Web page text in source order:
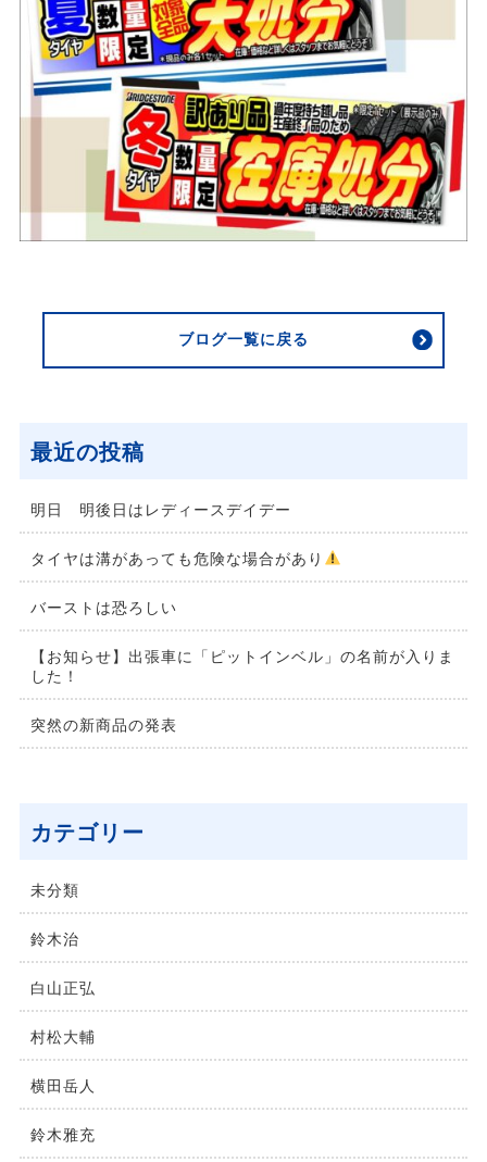
ブログ一覧に戻る
最近の投稿
明日 明後日はレディースデイデー
タイヤは溝があっても危険な場合があり
バーストは恐ろしい
【お知らせ】出張車に「ピットインベル」の名前が入りま
した！
突然の新商品の発表
カテゴリー
未分類
鈴⽊治
⽩⼭正弘
村松⼤輔
横⽥岳⼈
鈴木雅充